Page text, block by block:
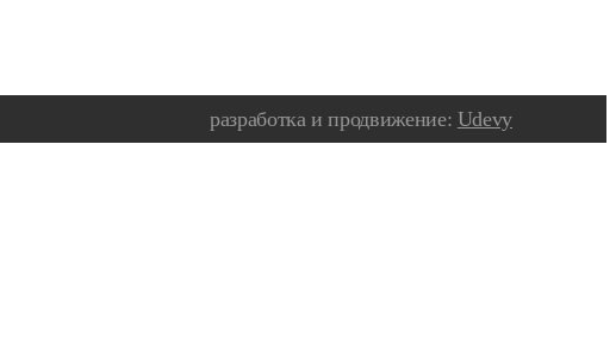
разработка и продвижение: Udevy